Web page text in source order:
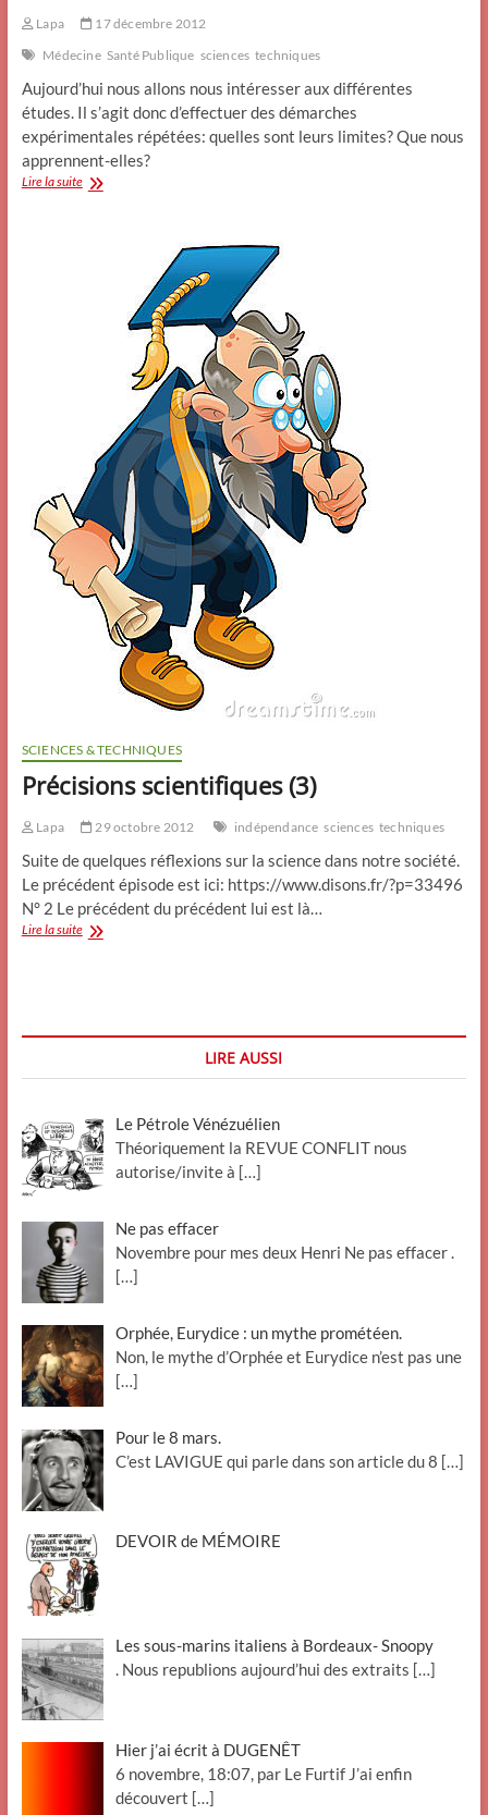
Lapa
17 décembre 2012
Médecine Santé Publique sciences techniques
Aujourd’hui nous allons nous intéresser aux différentes
études. Il s’agit donc d’effectuer des démarches
expérimentales répétées: quelles sont leurs limites? Que nous
apprennent-elles?
Lire la suitePrécisions
SCIENCES & TECHNIQUES
Précisions scientifiques (3)
Lapa 29 octobre 2012 indépendance sciences techniques
Suite de quelques réflexions sur la science dans notre société.
Le précédent épisode est ici: https://www.disons.fr/?p=33496
N° 2 Le précédent du précédent lui est là…
Lire la suitePrécisions
LIRE AUSSI
Le Pétrole Vénézuélien
Théoriquement la REVUE CONFLIT nous
autorise/invite à […]
Ne pas effacer
Novembre pour mes deux Henri Ne pas effacer .
[…]
Orphée, Eurydice : un mythe prométéen.
Non, le mythe d’Orphée et Eurydice n’est pas une
[…]
Pour le 8 mars.
C’est LAVIGUE qui parle dans son article du 8 […]
DEVOIR de MÉMOIRE
Les sous-marins italiens à Bordeaux- Snoopy
. Nous republions aujourd’hui des extraits […]
Hier j’ai écrit à DUGENÊT
6 novembre, 18:07, par Le Furtif J’ai enfin
découvert […]